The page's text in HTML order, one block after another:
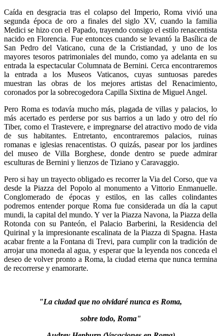
Caída en desgracia tras el colapso del Imperio, Roma vivió una
segunda época de oro a finales del siglo XV, cuando la familia
Medici se hizo con el Papado, trayendo consigo el estilo renacentista
nacido en Florencia. Fue entonces cuando se levantó la Basílica de
San Pedro del Vaticano, cuna de la Cristiandad, y uno de los
mayores tesoros patrimoniales del mundo, como ya adelanta en su
entrada la espectacular Columnata de Bernini. Cerca encontraremos
la entrada a los Museos Vaticanos, cuyas suntuosas paredes
muestran las obras de los mejores artistas del Renacimiento,
coronados por la sobrecogedora Capilla Sixtina de Miguel Angel.
Pero Roma es todavía mucho más, plagada de villas y palacios, lo
más acertado es perderse por sus barrios a un lado y otro del río
Tiber, como el Trastevere, e impregnarse del atractivo modo de vida
de sus habitantes. Entretanto, encontraremos palacios, ruinas
romanas e iglesias renacentistas. O quizás, pasear por los jardines
del museo de Villa Borghese, donde dentro se puede admirar
esculturas de Bernini y lienzos de Tiziano y Caravaggio.
Pero si hay un trayecto obligado es recorrer la Via del Corso, que va
desde la Piazza del Popolo al monumento a Vittorio Enmanuelle.
Conglomerado de épocas y estilos, en las calles colindantes
podremos entender porque Roma fue considerada un día la caput
mundi, la capital del mundo. Y ver la Piazza Navona, la Piazza della
Rotonda con su Panteón, el Palacio Barberini, la Residencia del
Quirinal y la impresionante escalinata de la Piazza di Spagna. Hasta
acabar frente a la Fontana di Trevi, para cumplir con la tradición de
arrojar una moneda al agua, y esperar que la leyenda nos conceda el
deseo de volver pronto a Roma, la ciudad eterna que nunca termina
de recorrerse y enamorarte.
"La ciudad que no olvidaré nunca es Roma,
sobre todo, Roma"